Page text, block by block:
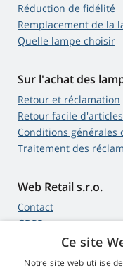
Réduction de fidélité
Remplacement de la
Quelle lampe choisir
Sur l'achat des
Retour et réclamation
Retour facile d'articles
Conditions générales
Traitement des
Web Retail s.r.o.
Contact
GDPR
Ce site
Notre site web utilise